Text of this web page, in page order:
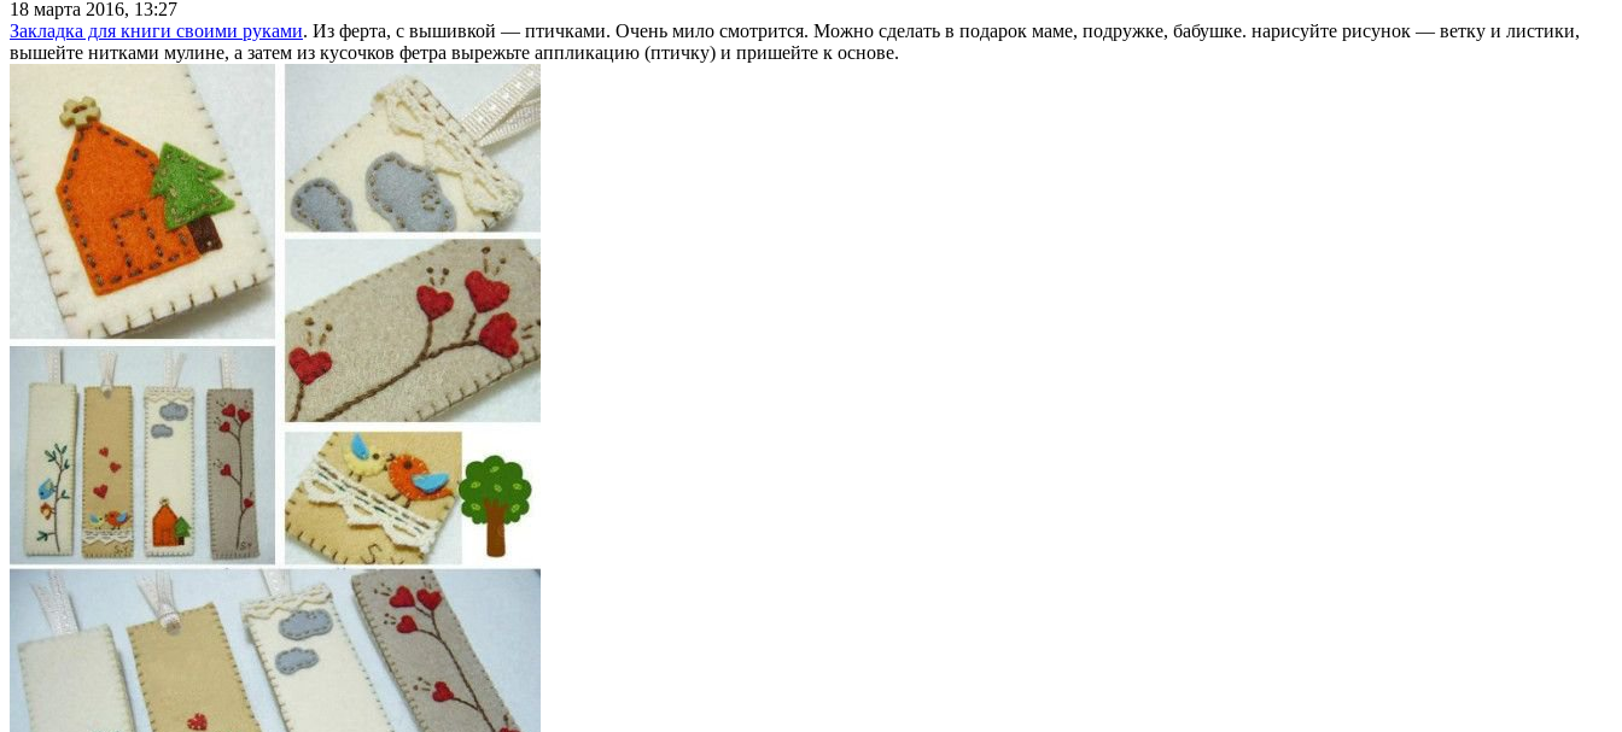
18 марта 2016, 13:27
Закладка для книги своими руками. Из ферта, с вышивкой — птичками. Очень мило смотрится. Можно сделать в подарок маме, подружке, бабушке. нарисуйте рисунок — ветку и листики,
вышейте нитками мулине, а затем из кусочков фетра вырежьте аппликацию (птичку) и пришейте к основе.